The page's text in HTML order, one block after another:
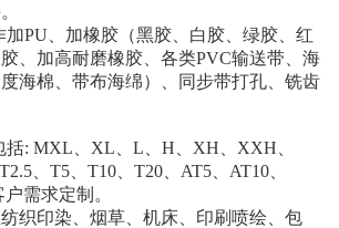
PU、加橡胶（黑胶、白胶、绿胶、红
、加高耐磨橡胶、各类PVC输送带、海
海棉、带布海绵）、同步带打孔、铣齿
: MXL、XL、L、H、XH、XXH、
、T5、T10、T20、AT5、AT10、
需求定制。
织印染、烟草、机床、印刷喷绘、包